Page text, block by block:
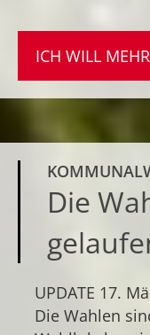
ICH WILL
Die
UPDATE 17.
Die Wahlen